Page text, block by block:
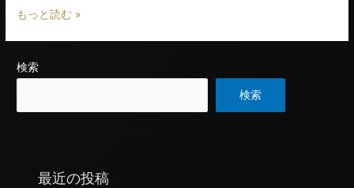
もっと読む »
検索
検索
最近の投稿